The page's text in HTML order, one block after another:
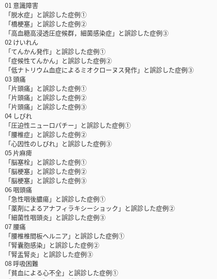
01 意識障害
「脱水症」と誤診した症例①
「橋梗塞」と誤診した症例②
「高血糖高浸透圧症候群，細菌感染症」と誤診した症例③
02 けいれん
「てんかん発作」と誤診した症例①
「症候性てんかん」と誤診した症例②
「低ナトリウム血症によるミオクローヌス発作」と誤診した症例③
03 頭痛
「片頭痛」と誤診した症例①
「片頭痛」と誤診した症例②
「片頭痛」と誤診した症例③
04 しびれ
「圧迫性ニューロパチー」と誤診した症例①
「腰椎症」と誤診した症例②
「心因性のしびれ」と誤診した症例③
05 片麻痺
「脳塞栓」と誤診した症例①
「脳梗塞」と誤診した症例②
「脳梗塞」と誤診した症例③
06 咽頭痛
「急性咽後膿瘍」と誤診した症例①
「薬剤によるアナフィラキシーショック」と誤診した症例②
「細菌性咽頭炎」と誤診した症例③
07 腰痛
「腰椎椎間板ヘルニア」と誤診した症例①
「腎囊胞感染」と誤診した症例②
「腎盂腎炎」と誤診した症例③
08 呼吸困難
「貧血による心不全」と誤診した症例①